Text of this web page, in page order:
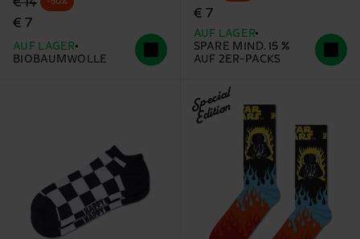
€ 7
AUF LAGER
BIOBAUMWOLLE
€ 7
AUF LAGER
SPARE MIND. 15 %
AUF 2ER-PACKS
Special
Edition